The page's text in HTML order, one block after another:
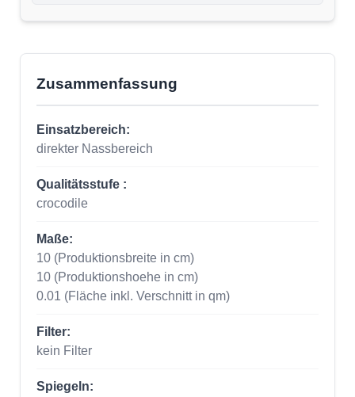
Zusammenfassung
Einsatzbereich:
direkter Nassbereich
Qualitätsstufe :
crocodile
Maße:
10 (Produktionsbreite in cm)
10 (Produktionshoehe in cm)
0.01 (Fläche inkl. Verschnitt in qm)
Filter:
kein Filter
Spiegeln: